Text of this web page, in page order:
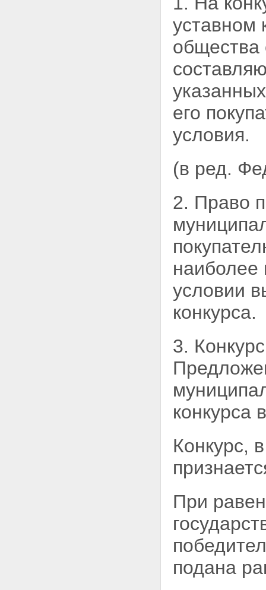
уставном
общества
его
условия.
(в ред.
2. Право
наиболее
условии
конкурса.
3.
конкурса
Конкурс,
При
подана